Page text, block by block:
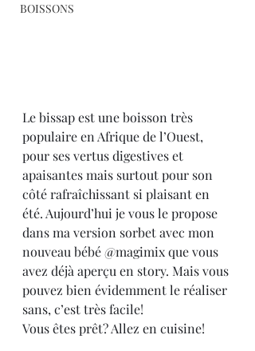
BOISSONS
Le bissap est une boisson très
populaire en Afrique de l’Ouest,
pour ses vertus digestives et
apaisantes mais surtout pour son
côté rafraîchissant si plaisant en
été. Aujourd’hui je vous le propose
dans ma version sorbet avec mon
nouveau bébé @magimix que vous
avez déjà aperçu en story. Mais vous
pouvez bien évidemment le réaliser
sans, c’est très facile!
Vous êtes prêt? Allez en cuisine!